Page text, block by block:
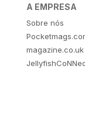
A EMPRESA
Sobre nós
magazine.co.uk